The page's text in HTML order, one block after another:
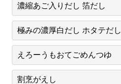
濃縮あご入りだし 箔だし
極みの濃厚白だし ホタテだし
えろーうもおてごめんつゆ
割烹がえし